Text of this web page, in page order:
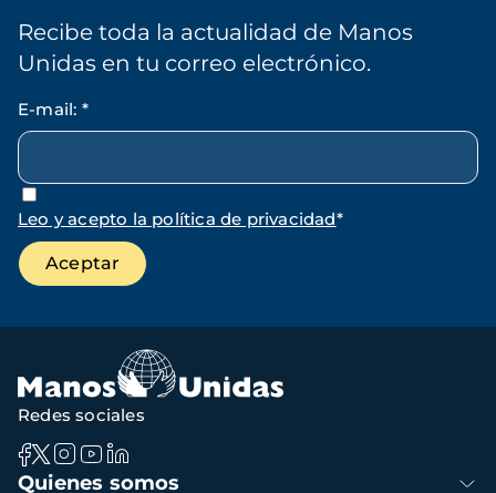
Recibe toda la actualidad de Manos
Unidas en tu correo electrónico.
E-mail: *
Leo y acepto la política de privacidad*
Navegación
Quienes somos
Redes sociales